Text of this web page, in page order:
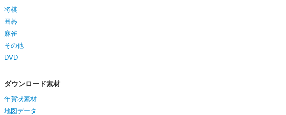
将棋
囲碁
麻雀
その他
DVD
ダウンロード素材
年賀状素材
地図データ